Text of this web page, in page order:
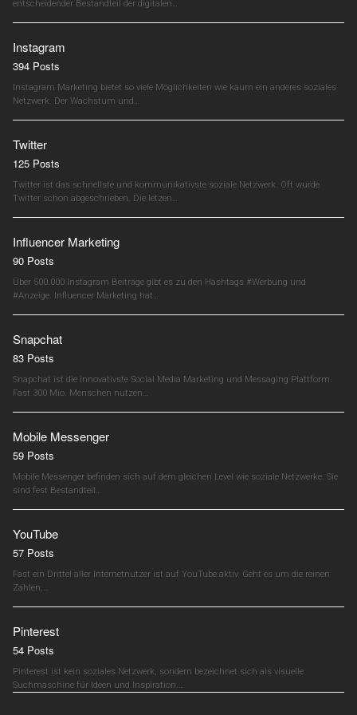
entscheidender Bestandteil der digitalen…
Instagram
394 Posts
Instagram Marketing bietet so viele Möglichkeiten wie kaum ein anderes soziales
Netzwerk. Der Wachstum und…
Twitter
125 Posts
Twitter ist das schnellste und kommunikativste soziale Netzwerk. Oft wurde
Twitter schon abgeschrieben. Die letzen…
Influencer Marketing
90 Posts
Über 500.000 Instagram Beiträge gibt es zu den Hashtags #Werbung und
#Anzeige. Influencer Marketing hat…
Snapchat
83 Posts
Snapchat ist die innovativste Social Media Marketing und Messaging Plattform.
Fast 300 Mio. Menschen nutzen…
Mobile Messenger
59 Posts
Mobile Messenger befinden sich auf dem gleichen Level wie soziale Netzwerke. Sie
sind fest Bestandteil…
YouTube
57 Posts
Fast ein Drittel aller Internetnutzer ist auf YouTube aktiv. Geht es um die reinen
Zahlen,…
Pinterest
54 Posts
Pinterest ist kein soziales Netzwerk, sondern bezeichnet sich als visuelle
Suchmaschine für Ideen und Inspiration.…